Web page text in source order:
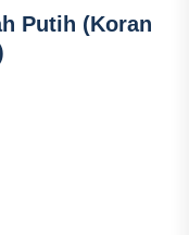
Putih (Koran